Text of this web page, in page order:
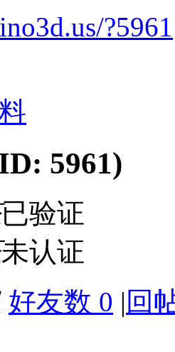
?5961
5961)
已验证
未认证
好友数 0 | 回